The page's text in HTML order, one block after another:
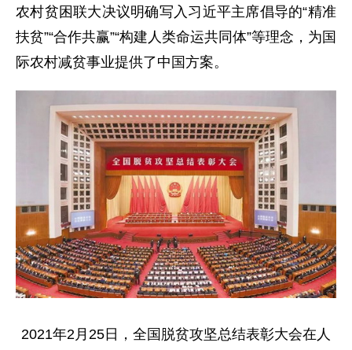
农村贫困联大决议明确写入习近平主席倡导的“精准
扶贫”“合作共赢”“构建人类命运共同体”等理念，为国
际农村减贫事业提供了中国方案。
2021年2月25日，全国脱贫攻坚总结表彰大会在人